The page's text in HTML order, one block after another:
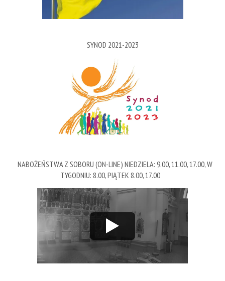
SYNOD 2021-2023
NABOŻEŃSTWA Z SOBORU (ON-LINE) NIEDZIELA: 9.00, 11.00, 17.00, W
TYGODNIU: 8.00, PIĄTEK 8.00, 17.00